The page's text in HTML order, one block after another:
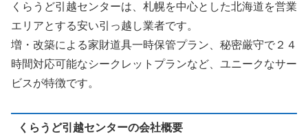
くらうど引越センターは、札幌を中心とした北海道を営業
エリアとする安い引っ越し業者です。
増・改築による家財道具一時保管プラン、秘密厳守で２４
時間対応可能なシークレットプランなど、ユニークなサー
ビスが特徴です。
くらうど引越センターの会社概要